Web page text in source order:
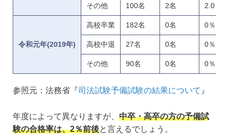
その他 100名 2名 2.0％
令和元年(2019年)
高校卒業 182名 0名 0％
高校中退 27名 0名 0％
その他 90名 0名 0％
参照元：法務省『 司法試験予備試験の結果について 』
年度によって異なりますが、 中卒・高卒の方の予備試
験の合格率は、2％前後と言えるでしょう。